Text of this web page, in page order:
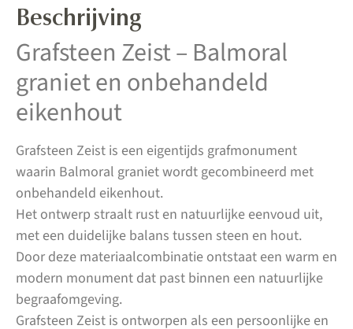
Beschrijving
Grafsteen Zeist – Balmoral
graniet en onbehandeld
eikenhout
Grafsteen Zeist is een eigentijds grafmonument
waarin Balmoral graniet wordt gecombineerd met
onbehandeld eikenhout.
Het ontwerp straalt rust en natuurlijke eenvoud uit,
met een duidelijke balans tussen steen en hout.
Door deze materiaalcombinatie ontstaat een warm en
modern monument dat past binnen een natuurlijke
begraafomgeving.
Grafsteen Zeist is ontworpen als een persoonlijke en